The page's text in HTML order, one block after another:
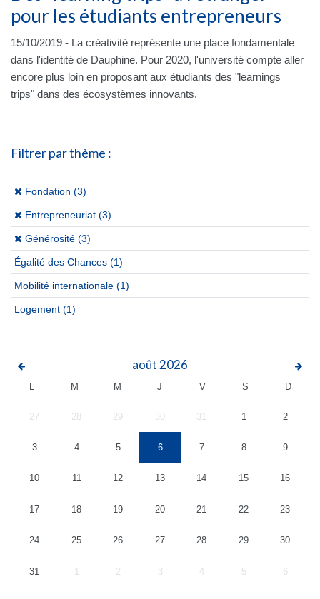
pour les étudiants entrepreneurs
15/10/2019 - La créativité représente une place fondamentale
dans l'identité de Dauphine. Pour 2020, l'université compte aller
encore plus loin en proposant aux étudiants des "learnings
trips" dans des écosystèmes innovants.
Filtrer par thème :
(x)
Fondation (3)
(x)
Entrepreneuriat (3)
(x)
Générosité (3)
Égalité des Chances (1)
Mobilité internationale (1)
Logement (1)
août 2026
L M M J V S D
27 28 29 30 31 1 2
3 4 5 6 7 8 9
10 11 12 13 14 15 16
17 18 19 20 21 22 23
24 25 26 27 28 29 30
31 1 2 3 4 5 6